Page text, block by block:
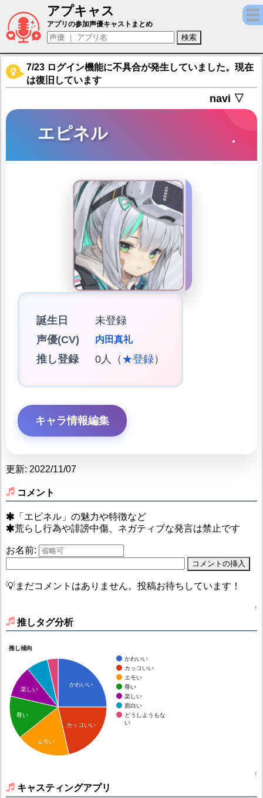
アプキャス
エピネル（声優：内田真礼)【勝利の女神：
アプリの参加声優キャストまとめ
7/23 ログイン機能に不具合が発生していました。現在
は復旧しています
navi ▽
エピネル
誕生日
未登録
声優(CV)
内田真礼
推し登録 0人（ ★登録）
キャラ情報編集
更新: 2022/11/07
コメント
「エピネル」の魅力や特徴など
荒らし行為や誹謗中傷、ネガティブな発言は禁止です
お名前:
💡まだコメントはありません。投稿お待ちしています！
↑
推しタグ分析
推し傾向
かわいい
カッコいい
エモい
尊い
楽しい
面白い
どうしようもな
い
かわいい
カッコいい
楽しい
尊い
エモい
↑
キャスティングアプリ